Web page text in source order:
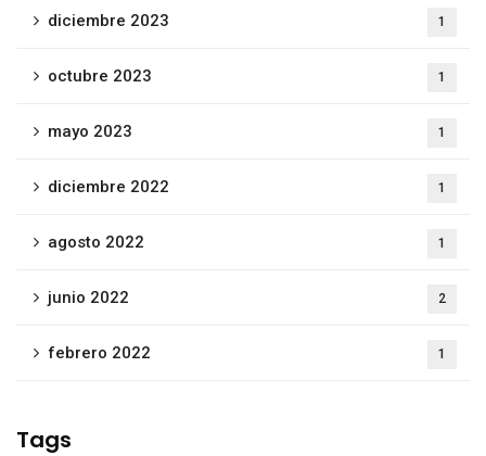
diciembre 2023 1
octubre 2023 1
mayo 2023 1
diciembre 2022 1
agosto 2022 1
junio 2022 2
febrero 2022 1
Tags